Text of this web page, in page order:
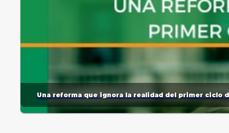
Una reforma que ignora la realidad del primer ciclo